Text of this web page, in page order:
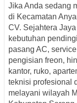
Jika Anda sedang
di Kecamatan
CV. Sejahtera
kebutuhan
pasang AC,
pengisian freon,
kantor, ruko,
teknisi profesional
melayani wilayah